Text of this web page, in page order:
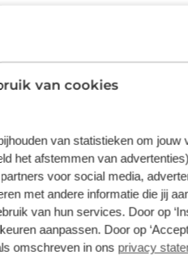
van cookies
van statistieken om jouw
het afstemmen van
voor social media,
met andere informatie die jij
van hun services. Door op
aanpassen. Door op
omschreven in ons privacy
Op basis van